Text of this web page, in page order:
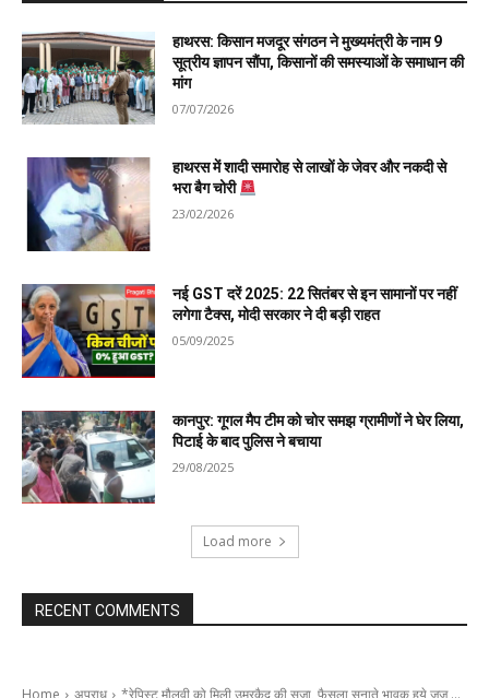
हाथरस: किसान मजदूर संगठन ने मुख्यमंत्री के नाम 9
सूत्रीय ज्ञापन सौंपा, किसानों की समस्याओं के समाधान की
मांग
07/07/2026
हाथरस में शादी समारोह से लाखों के जेवर और नकदी से
भरा बैग चोरी
23/02/2026
नई GST दरें 2025: 22 सितंबर से इन सामानों पर नहीं
लगेगा टैक्स, मोदी सरकार ने दी बड़ी राहत
05/09/2025
कानपुर: गूगल मैप टीम को चोर समझ ग्रामीणों ने घेर लिया,
पिटाई के बाद पुलिस ने बचाया
29/08/2025
Load more
RECENT COMMENTS